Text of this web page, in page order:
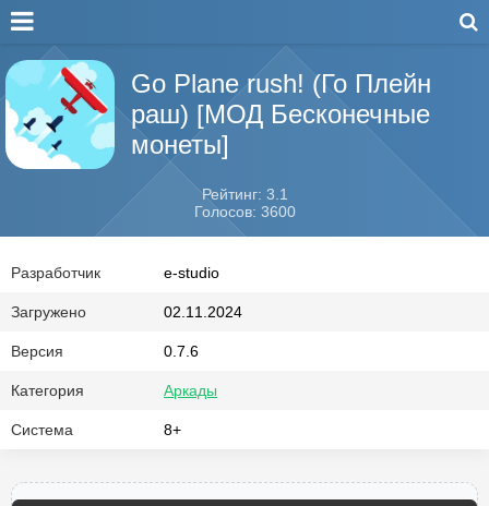
Go Plane rush! (Го Плейн
раш) [МОД Бесконечные
монеты]
Рейтинг: 3.1
Голосов: 3600
Разработчик e-studio
Загружено 02.11.2024
Версия 0.7.6
Категория Аркады
Система 8+